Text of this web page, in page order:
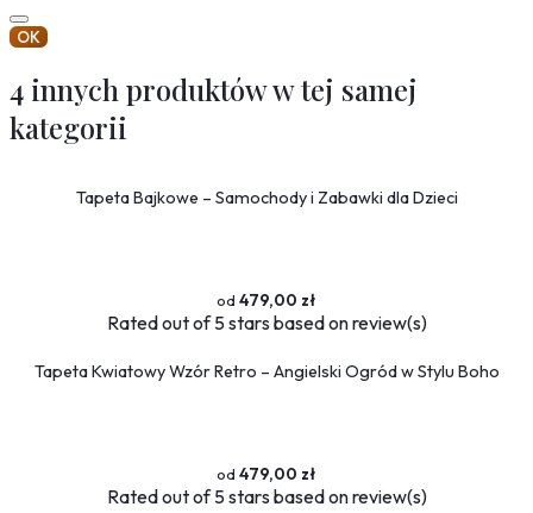
OK
4 innych produktów w tej samej
kategorii
Tapeta Bajkowe – Samochody i Zabawki dla Dzieci
479,00 zł
Ratedout of 5 stars based onreview(s)
Tapeta Kwiatowy Wzór Retro – Angielski Ogród w Stylu Boho
479,00 zł
Ratedout of 5 stars based onreview(s)